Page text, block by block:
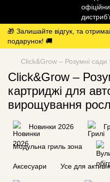
🎁 Залишайте відгук, та
подарунок! 🚚
Click&Grow – Розумні
Click&Grow –
картриджі для
вирощування
Новинки 2026
Модульна гриль зона
Аксесуари Усе для